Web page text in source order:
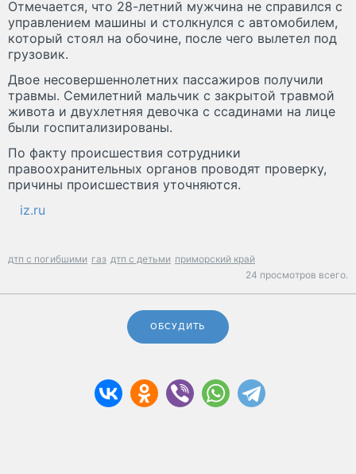
Отмечается, что 28-летний мужчина не справился с
управлением машины и столкнулся с автомобилем,
который стоял на обочине, после чего вылетел под
грузовик.
Двое несовершеннолетних пассажиров получили
травмы. Семилетний мальчик с закрытой травмой
живота и двухлетняя девочка с ссадинами на лице
были госпитализированы.
По факту происшествия сотрудники
правоохранительных органов проводят проверку,
причины происшествия уточняются.
iz.ru
дтп с погибшими газ дтп с детьми приморский край
24 просмотров всего.
ОБСУДИТЬ